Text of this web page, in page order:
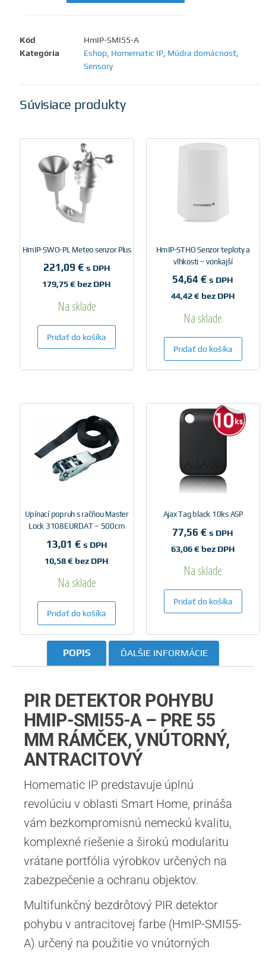
Kód
HmIP-SMI55-A
Kategória
Eshop, Homematic IP, Múdra domácnosť,
Sensory
Súvisiace produkty
HmIP-SWO-PL Meteo senzor Plus
221,09 € s DPH
179,75€ bez DPH
Na sklade
Pridať do košíka
HmIP-STHO Senzor teploty a
vlhkosti – vonkajší
54,64€ s DPH
44,42€bez DPH
Na sklade
Pridať do košíka
Upínací popruh s račňou Master
Lock 3108EURDAT – 500cm
13,01 € s DPH
10,58€ bez DPH
Na sklade
Pridať do košíka
Ajax Tag black 10ks ASP
77,56€ s DPH
63,06€bez DPH
Na sklade
Pridať do košíka
POPIS ĎALŠIE INFORMÁCIE
PIR DETEKTOR POHYBU
HMIP-SMI55-A – PRE 55
MM RÁMČEK, VNÚTORNÝ,
ANTRACITOVÝ
Homematic IP predstavuje úplnú
revolúciu v oblasti Smart Home, prináša
vám bezkompromisnú nemeckú kvalitu,
komplexné riešenie a širokú modularitu
vrátane portfólia výrobkov určených na
zabezpečenie a ochranu objektov.
Multifunkčný bezdrôtový PIR detektor
pohybu v antracitovej farbe (HmIP-SMI55-
A) určený na použitie vo vnútorných